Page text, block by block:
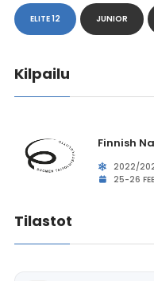
ELITE 12 JUNIOR
Kilpailu
Finnish
2022/
25-26
Tilastot